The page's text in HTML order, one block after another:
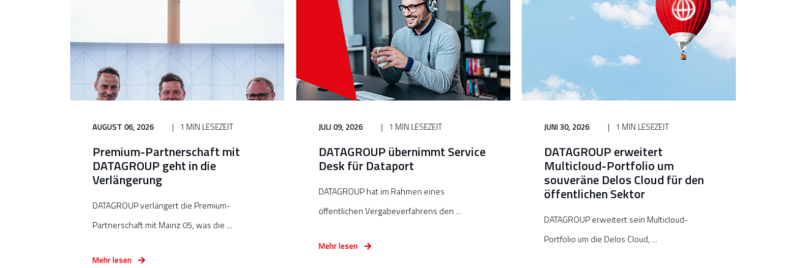
AUGUST 06, 2026 1 MIN LESEZEIT
Premium-Partnerschaft mit
DATAGROUP geht in die
Verlängerung
DATAGROUP verlängert die Premium-
Partnerschaft mit Mainz 05, was die ...
Mehr lesen
JULI 09, 2026 1 MIN LESEZEIT
DATAGROUP übernimmt Service
Desk für Dataport
DATAGROUP hat im Rahmen eines
öffentlichen Vergabeverfahrens den ...
Mehr lesen
JUNI 30, 2026 1 MIN LESEZEIT
DATAGROUP erweitert
Multicloud-Portfolio um
souveräne Delos Cloud für den
öffentlichen Sektor
DATAGROUP erweitert sein Multicloud-
Portfolio um die Delos Cloud, ...